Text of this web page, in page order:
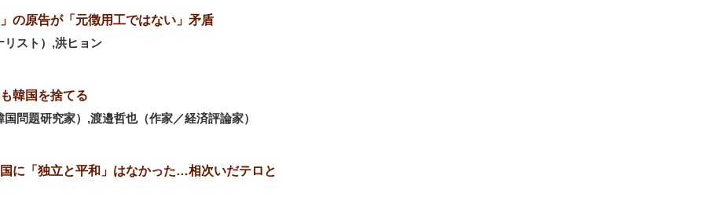
の原告が「元徴用工ではない」矛盾
リスト）,洪ヒョン
韓国を捨てる
問題研究家）,渡邉哲也（作家／経済評論家）
に「独立と平和」はなかった…相次いだテロと